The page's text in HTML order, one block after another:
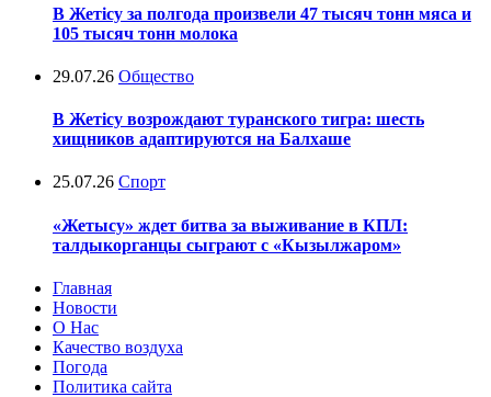
В Жетісу за полгода произвели 47 тысяч тонн мяса и
105 тысяч тонн молока
29.07.26 Общество
В Жетісу возрождают туранского тигра: шесть
хищников адаптируются на Балхаше
25.07.26 Спорт
«Жетысу» ждет битва за выживание в КПЛ:
талдыкорганцы сыграют с «Кызылжаром»
Главная
Новости
О Нас
Качество воздуха
Погода
Политика сайта